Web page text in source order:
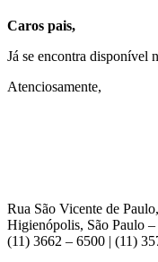
Caros pais,
Já se encontra disponível
Atenciosamente,
Rua São Vicente de
Higienópolis, São Paulo –
(11) 3662 – 6500 | (11)